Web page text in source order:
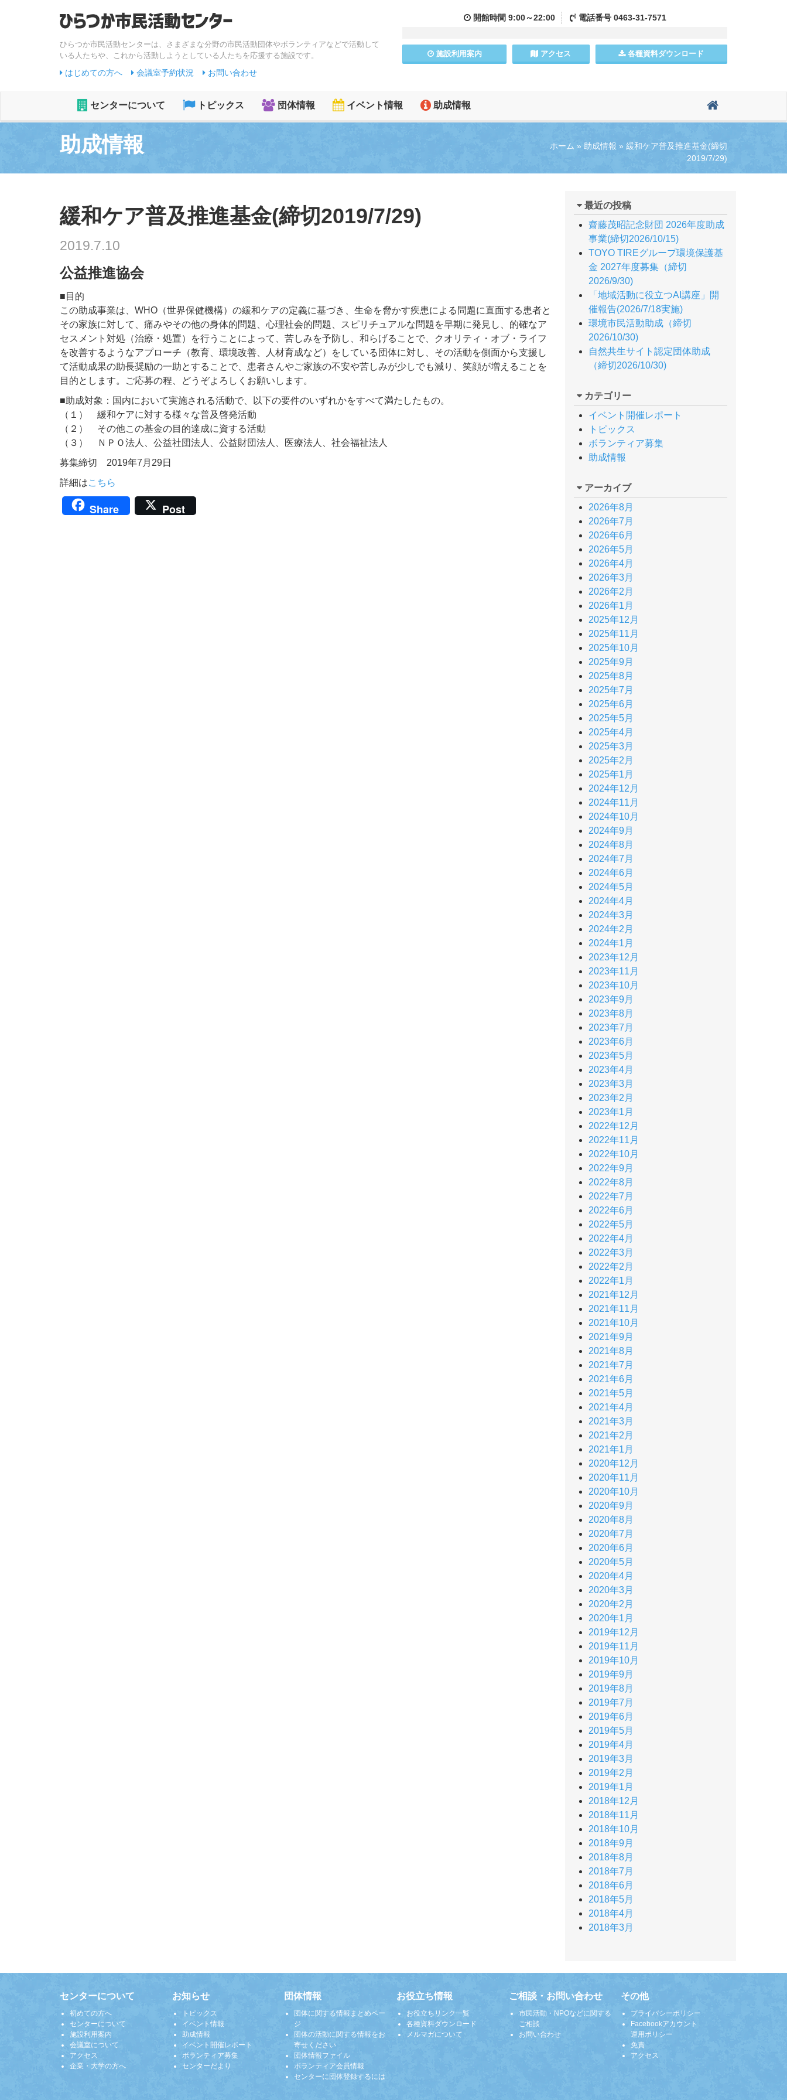
ひらつか市民活動センターは、さまざまな分野の市民活動団体やボランティアなどで活動して
いる人たちや、これから活動しようとしている人たちを応援する施設です。
はじめての方へ 会議室予約状況 お問い合わせ
開館時間 9:00～22:00 電話番号0463-31-7571
施設利用案内 アクセス 各種資料ダウンロード
センターについて トピックス 団体情報 イベント情報 助成情報
ホーム » 助成情報 » 緩和ケア普及推進基金(締切
2019/7/29)
助成情報
緩和ケア普及推進基金(締切2019/7/29)
2019.7.10
公益推進協会
■目的
この助成事業は、WHO（世界保健機構）の緩和ケアの定義に基づき、生命を脅かす疾患による問題に直面する患者と
その家族に対して、痛みやその他の身体的問題、心理社会的問題、スピリチュアルな問題を早期に発見し、的確なア
セスメント対処（治療・処置）を行うことによって、苦しみを予防し、和らげることで、クオリティ・オブ・ライフ
を改善するようなアプローチ（教育、環境改善、人材育成など）をしている団体に対し、その活動を側面から支援し
て活動成果の助長奨励の一助とすることで、患者さんやご家族の不安や苦しみが少しでも減り、笑顔が増えることを
目的とします。ご応募の程、どうぞよろしくお願いします。
■助成対象：国内において実施される活動で、以下の要件のいずれかをすべて満たしたもの。
（１） 緩和ケアに対する様々な普及啓発活動
（２） その他この基金の目的達成に資する活動
（３） ＮＰＯ法人、公益社団法人、公益財団法人、医療法人、社会福祉法人
募集締切 2019年7月29日
詳細はこちら
Share Post
最近の投稿
齋藤茂昭記念財団 2026年度助成
事業(締切2026/10/15)
TOYO TIREグループ環境保護基
金 2027年度募集（締切
2026/9/30)
「地域活動に役立つAI講座」開
催報告(2026/7/18実施)
環境市民活動助成（締切
2026/10/30)
自然共生サイト認定団体助成
（締切2026/10/30)
カテゴリー
イベント開催レポート
トピックス
ボランティア募集
助成情報
アーカイブ
2026年8月
2026年7月
2026年6月
2026年5月
2026年4月
2026年3月
2026年2月
2026年1月
2025年12月
2025年11月
2025年10月
2025年9月
2025年8月
2025年7月
2025年6月
2025年5月
2025年4月
2025年3月
2025年2月
2025年1月
2024年12月
2024年11月
2024年10月
2024年9月
2024年8月
2024年7月
2024年6月
2024年5月
2024年4月
2024年3月
2024年2月
2024年1月
2023年12月
2023年11月
2023年10月
2023年9月
2023年8月
2023年7月
2023年6月
2023年5月
2023年4月
2023年3月
2023年2月
2023年1月
2022年12月
2022年11月
2022年10月
2022年9月
2022年8月
2022年7月
2022年6月
2022年5月
2022年4月
2022年3月
2022年2月
2022年1月
2021年12月
2021年11月
2021年10月
2021年9月
2021年8月
2021年7月
2021年6月
2021年5月
2021年4月
2021年3月
2021年2月
2021年1月
2020年12月
2020年11月
2020年10月
2020年9月
2020年8月
2020年7月
2020年6月
2020年5月
2020年4月
2020年3月
2020年2月
2020年1月
2019年12月
2019年11月
2019年10月
2019年9月
2019年8月
2019年7月
2019年6月
2019年5月
2019年4月
2019年3月
2019年2月
2019年1月
2018年12月
2018年11月
2018年10月
2018年9月
2018年8月
2018年7月
2018年6月
2018年5月
2018年4月
2018年3月
センターについて
初めての方へ
センターについて
施設利用案内
会議室について
アクセス
企業・大学の方へ
お知らせ
トピックス
イベント情報
助成情報
イベント開催レポート
ボランティア募集
センターだより
団体情報
団体に関する情報まとめペー
ジ
団体の活動に関する情報をお
寄せください
団体情報ファイル
ボランティア会員情報
センターに団体登録するには
お役立ち情報
お役立ちリンク一覧
各種資料ダウンロード
メルマガについて
ご相談・お問い合わせ
市民活動・NPOなどに関する
ご相談
お問い合わせ
その他
プライバシーポリシー
Facebookアカウント
運用ポリシー
免責
アクセス